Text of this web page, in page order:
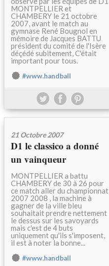
MONTPELLIER et
CHAMBERY le 21 octobre
2007, avant le match au
gymnase René Bougnol en
mémoire de Jacques BATTU
président du comité de l'Isère
déçédé subitement, C'était
important pour tous.
#www.handball
21 Octobre 2007
D1 le classico a donné
un vainqueur
MONTPELLIER a battu
CHAMBERY de 30 à 26 pour
ce match aller du championnat
2007 2008 , la machine à
gagner de la ville bleu
souhaitait prendre nettement
le dessus sur les savoyards
mais c'est de 4 buts
uniquement qu'ils s'imposent,
il est à noter la bonne...
#www.handball